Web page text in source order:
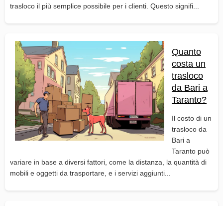
trasloco il più semplice possibile per i clienti. Questo signifi...
Quanto
costa un
trasloco
da Bari a
Taranto?
Il costo di un
trasloco da
Bari a
Taranto può
variare in base a diversi fattori, come la distanza, la quantità di
mobili e oggetti da trasportare, e i servizi aggiunti...